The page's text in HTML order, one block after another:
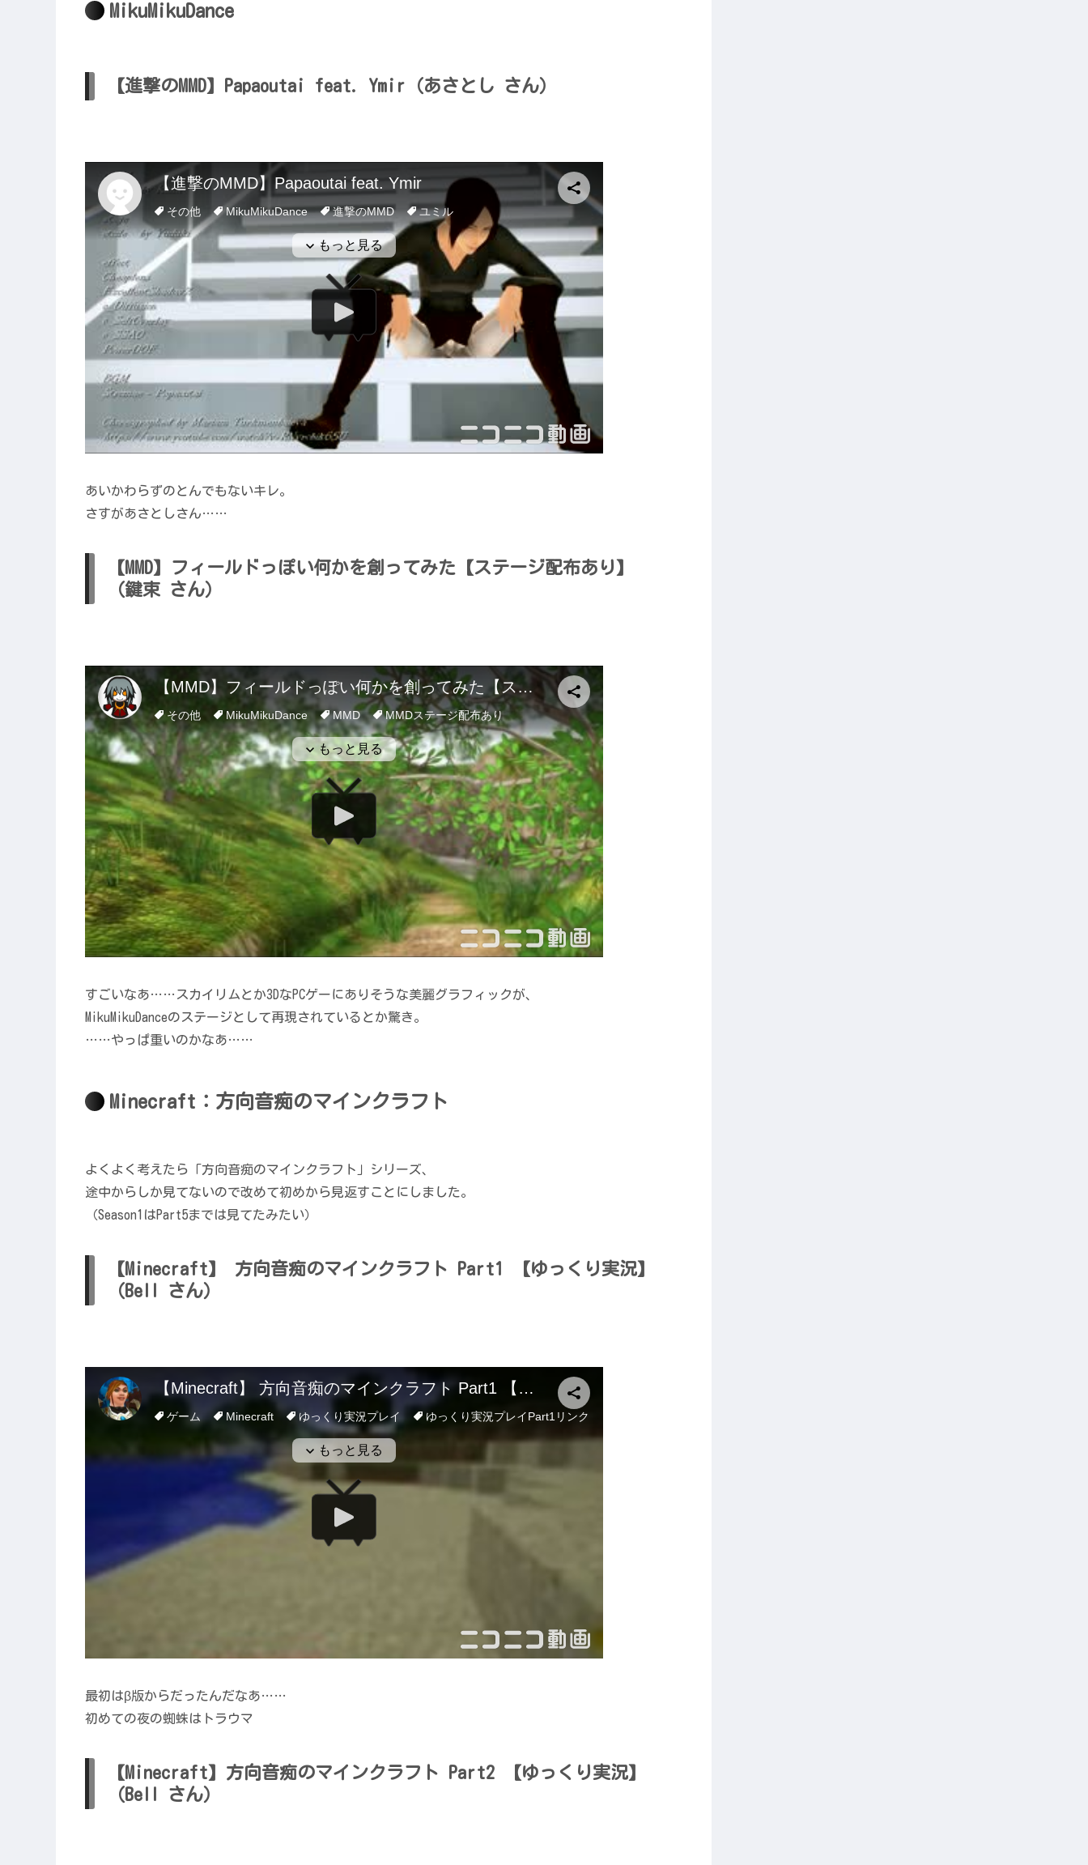
MikuMikuDance
【進撃のMMD】Papaoutai feat. Ymir（あさとし さん）
あいかわらずのとんでもないキレ。
さすがあさとしさん……
【MMD】フィールドっぽい何かを創ってみた【ステージ配布あり】
（鍵束 さん）
すごいなあ……スカイリムとか3DなPCゲーにありそうな美麗グラフィックが、
MikuMikuDanceのステージとして再現されているとか驚き。
……やっぱ重いのかなあ……
Minecraft：方向音痴のマインクラフト
よくよく考えたら「方向音痴のマインクラフト」シリーズ、
途中からしか見てないので改めて初めから見返すことにしました。
（Season1はPart5までは見てたみたい）
【Minecraft】 方向音痴のマインクラフト Part1 【ゆっくり実況】
（Bell さん）
最初はβ版からだったんだなあ……
初めての夜の蜘蛛はトラウマ
【Minecraft】方向音痴のマインクラフト Part2 【ゆっくり実況】
（Bell さん）